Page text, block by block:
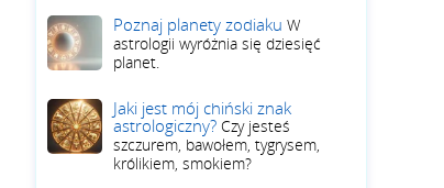
Poznaj planety zodiaku W
astrologii wyróżnia się dziesięć
planet.
Jaki jest mój chiński znak
astrologiczny? Czy jesteś
szczurem, bawołem, tygrysem,
królikiem, smokiem?